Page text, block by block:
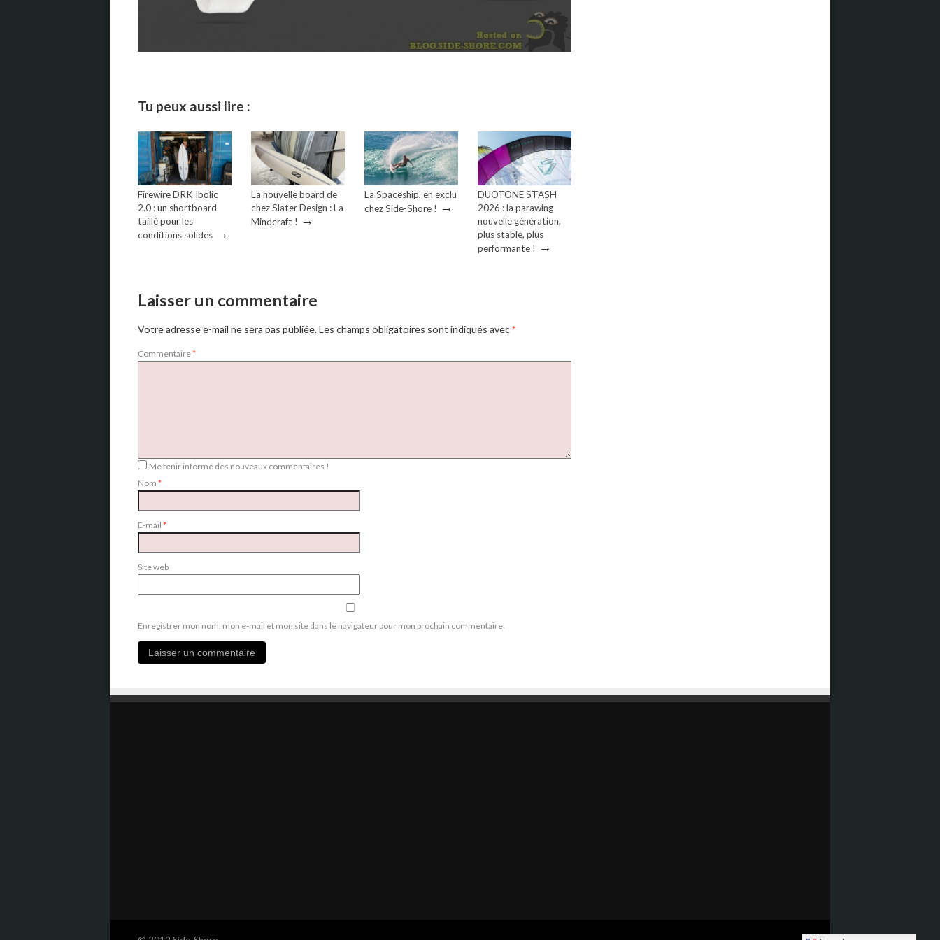
Tu peux aussi lire :
Firewire DRK Ibolic
2.0 : un shortboard
taillé pour les
conditions solides →
La nouvelle board de
chez Slater Design : La
Mindcraft ! →
La Spaceship, en exclu
chez Side-Shore ! →
DUOTONE STASH
2026 : la parawing
nouvelle génération,
plus stable, plus
performante ! →
Laisser un commentaire
Votre adresse e-mail ne sera pas publiée.Les champs obligatoires sont indiqués avec*
Commentaire*
Me tenir informé des nouveaux commentaires !
Nom *
E-mail *
Site web
Enregistrer mon nom, mon e-mail et mon site dans le navigateur pour mon prochain commentaire.